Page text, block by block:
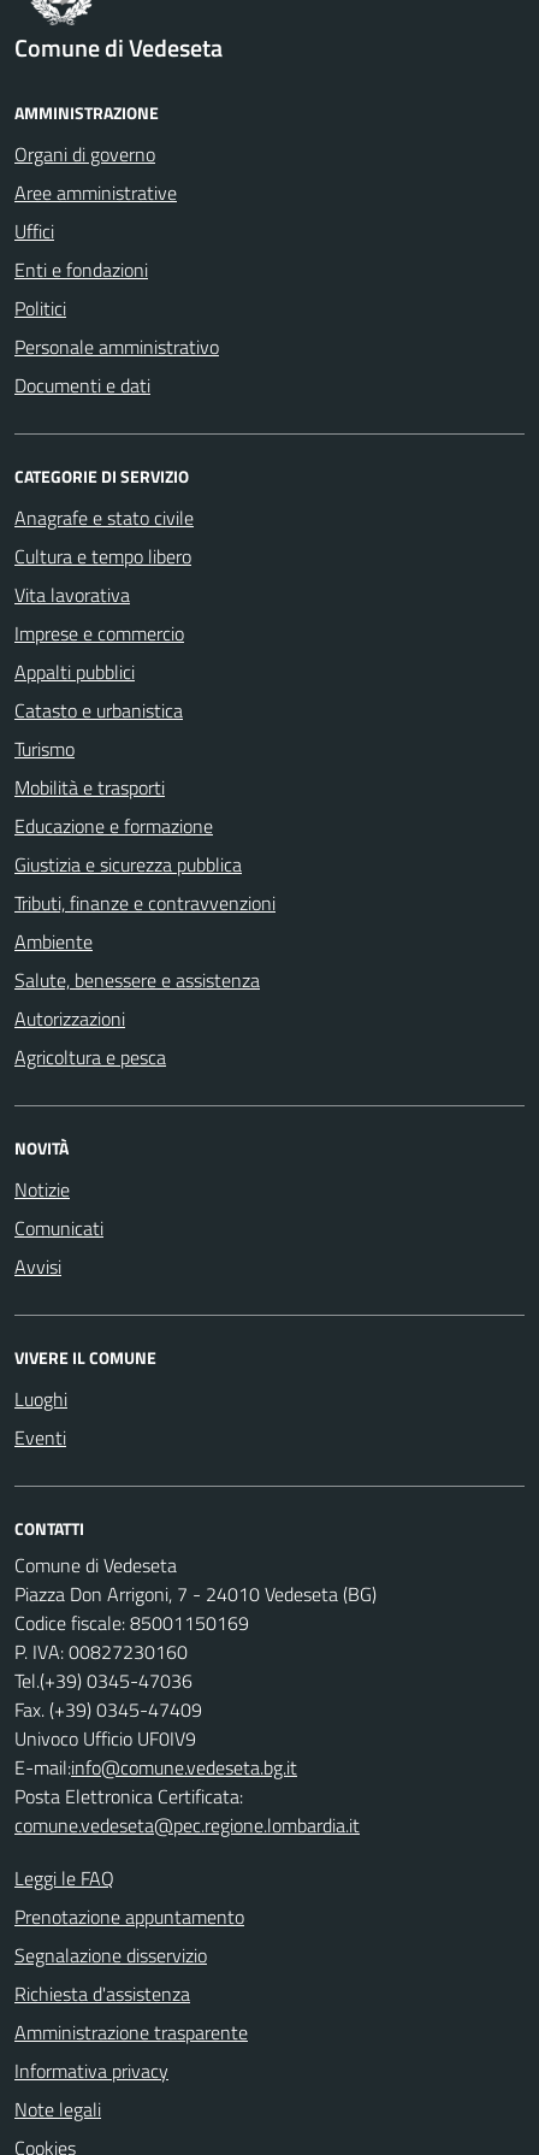
Comune di Vedeseta
AMMINISTRAZIONE
Organi di governo
Aree amministrative
Uffici
Enti e fondazioni
Politici
Personale amministrativo
Documenti e dati
CATEGORIE DI SERVIZIO
Anagrafe e stato civile
Cultura e tempo libero
Vita lavorativa
Imprese e commercio
Appalti pubblici
Catasto e urbanistica
Turismo
Mobilità e trasporti
Educazione e formazione
Giustizia e sicurezza pubblica
Tributi, finanze e contravvenzioni
Ambiente
Salute, benessere e assistenza
Autorizzazioni
Agricoltura e pesca
NOVITÀ
Notizie
Comunicati
Avvisi
VIVERE IL COMUNE
Luoghi
Eventi
CONTATTI
Comune di Vedeseta
Piazza Don Arrigoni, 7 - 24010 Vedeseta (BG)
Codice fiscale: 85001150169
P. IVA: 00827230160
Tel.(+39) 0345-47036
Fax. (+39) 0345-47409
Univoco Ufficio UF0IV9
E-mail:info@comune.vedeseta.bg.it
Posta Elettronica Certificata:
comune.vedeseta@pec.regione.lombardia.it
Leggi le FAQ
Prenotazione appuntamento
Segnalazione disservizio
Richiesta d'assistenza
Amministrazione trasparente
Informativa privacy
Note legali
Cookies